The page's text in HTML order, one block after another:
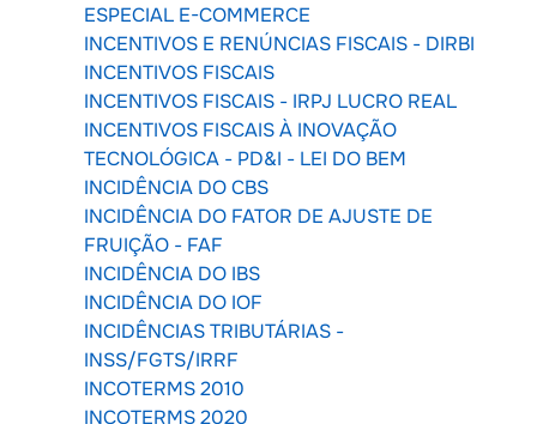
ESPECIAL E-COMMERCE
INCENTIVOS E RENÚNCIAS FISCAIS - DIRBI
INCENTIVOS FISCAIS
INCENTIVOS FISCAIS - IRPJ LUCRO REAL
INCENTIVOS FISCAIS À INOVAÇÃO
TECNOLÓGICA - PD&I - LEI DO BEM
INCIDÊNCIA DO CBS
INCIDÊNCIA DO FATOR DE AJUSTE DE
FRUIÇÃO - FAF
INCIDÊNCIA DO IBS
INCIDÊNCIA DO IOF
INCIDÊNCIAS TRIBUTÁRIAS -
INSS/FGTS/IRRF
INCOTERMS 2010
INCOTERMS 2020